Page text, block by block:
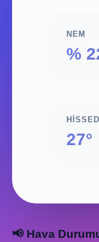
NEM
%
27°
📢 Hava